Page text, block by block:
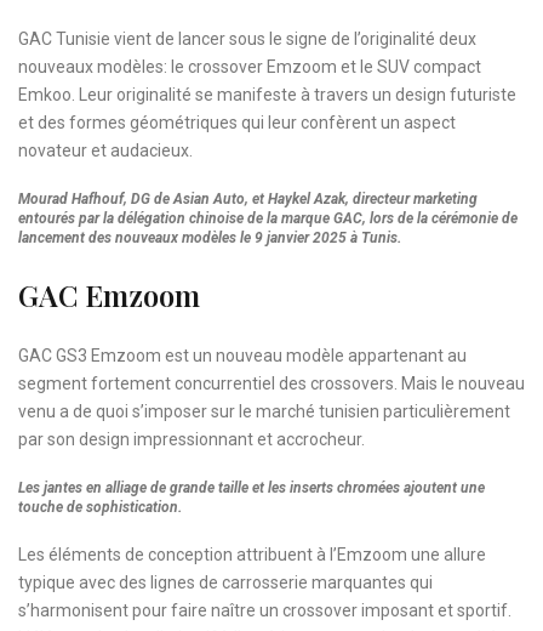
GAC Tunisie vient de lancer sous le signe de l’originalité deux
nouveaux modèles: le crossover Emzoom et le SUV compact
Emkoo. Leur originalité se manifeste à travers un design futuriste
et des formes géométriques qui leur confèrent un aspect
novateur et audacieux.
Mourad Hafhouf, DG de Asian Auto, et Haykel Azak, directeur marketing
entourés par la délégation chinoise de la marque GAC, lors de la cérémonie de
lancement des nouveaux modèles le 9 janvier 2025 à Tunis.
GAC Emzoom
GAC GS3 Emzoom est un nouveau modèle appartenant au
segment fortement concurrentiel des crossovers. Mais le nouveau
venu a de quoi s’imposer sur le marché tunisien particulièrement
par son design impressionnant et accrocheur.
Les jantes en alliage de grande taille et les inserts chromées ajoutent une
touche de sophistication.
Les éléments de conception attribuent à l’Emzoom une allure
typique avec des lignes de carrosserie marquantes qui
s’harmonisent pour faire naître un crossover imposant et sportif.